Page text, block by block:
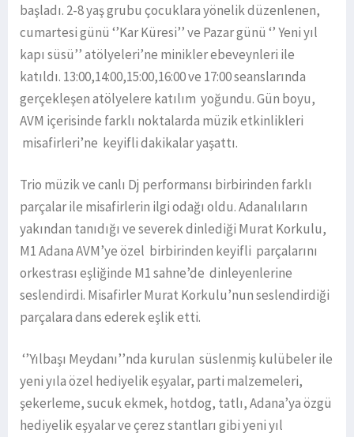
başladı. 2-8 yaş grubu çocuklara yönelik düzenlenen,
cumartesi günü ‘’Kar Küresi’’ ve Pazar günü ‘’ Yeni yıl
kapı süsü’’ atölyeleri’ne minikler ebeveynleri ile
katıldı. 13:00,14:00,15:00,16:00 ve 17:00 seanslarında
gerçekleşen atölyelere katılım yoğundu. Gün boyu,
AVM içerisinde farklı noktalarda müzik etkinlikleri
misafirleri’ne keyifli dakikalar yaşattı.
Trio müzik ve canlı Dj performansı birbirinden farklı
parçalar ile misafirlerin ilgi odağı oldu. Adanalıların
yakından tanıdığı ve severek dinlediği Murat Korkulu,
M1 Adana AVM’ye özel birbirinden keyifli parçalarını
orkestrası eşliğinde M1 sahne’de dinleyenlerine
seslendirdi. Misafirler Murat Korkulu’nun seslendirdiği
parçalara dans ederek eşlik etti.
‘’Yılbaşı Meydanı’’nda kurulan süslenmiş kulübeler ile
yeni yıla özel hediyelik eşyalar, parti malzemeleri,
şekerleme, sucuk ekmek, hotdog, tatlı, Adana’ya özgü
hediyelik eşyalar ve çerez stantları gibi yeni yıl